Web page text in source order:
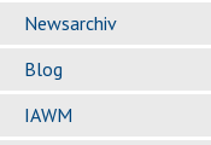
Newsarchiv
Blog
IAWM